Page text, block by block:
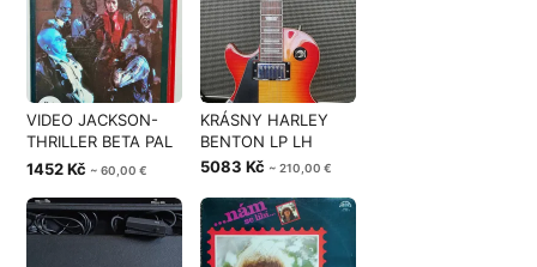
VIDEO JACKSON-
THRILLER BETA PAL
1983
1452 Kč ~ 60,00 €
KRÁSNY HARLEY
BENTON LP LH
5083 Kč ~ 210,00 €